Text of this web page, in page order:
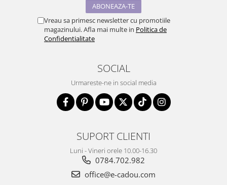
Vreau sa primesc newsletter cu promotiile
magazinului. Afla mai multe in Politica de
Confidentialitate
SOCIAL
Urmareste-ne in social media
SUPORT CLIENTI
Luni - Vineri orele 10.00-16.30
0784.702.982
office@e-cadou.com